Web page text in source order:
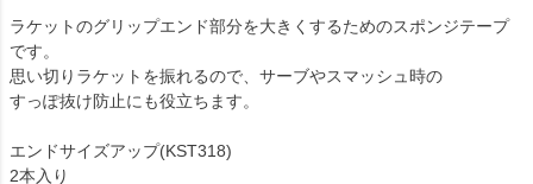
ラケットのグリップエンド部分を大きくするためのスポンジテープ
です。
思い切りラケットを振れるので、サーブやスマッシュ時の
すっぽ抜け防止にも役立ちます。
エンドサイズアップ(KST318)
2本入り